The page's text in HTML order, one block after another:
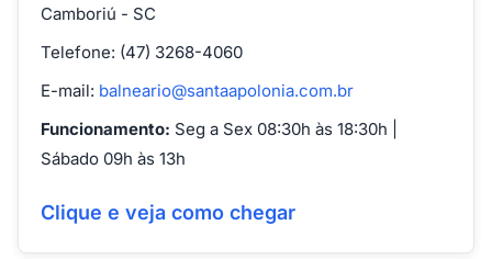
Camboriú - SC
Telefone: (47) 3268-4060
E-mail: balneario@santaapolonia.com.br
Funcionamento: Seg a Sex 08:30h às 18:30h |
Sábado 09h às 13h
Clique e veja como chegar